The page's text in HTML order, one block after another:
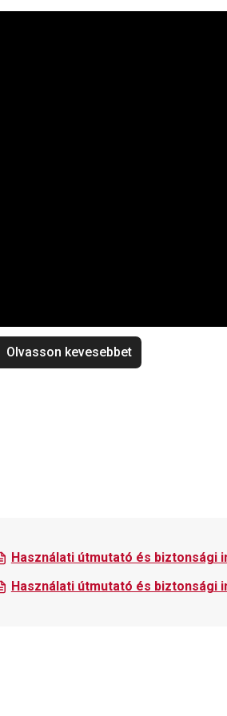
Olvasson kevesebbet
Használati útmutató és biztonsági
Használati útmutató és biztonsági